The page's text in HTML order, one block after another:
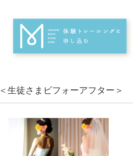
＜生徒さまビフォーアフター＞